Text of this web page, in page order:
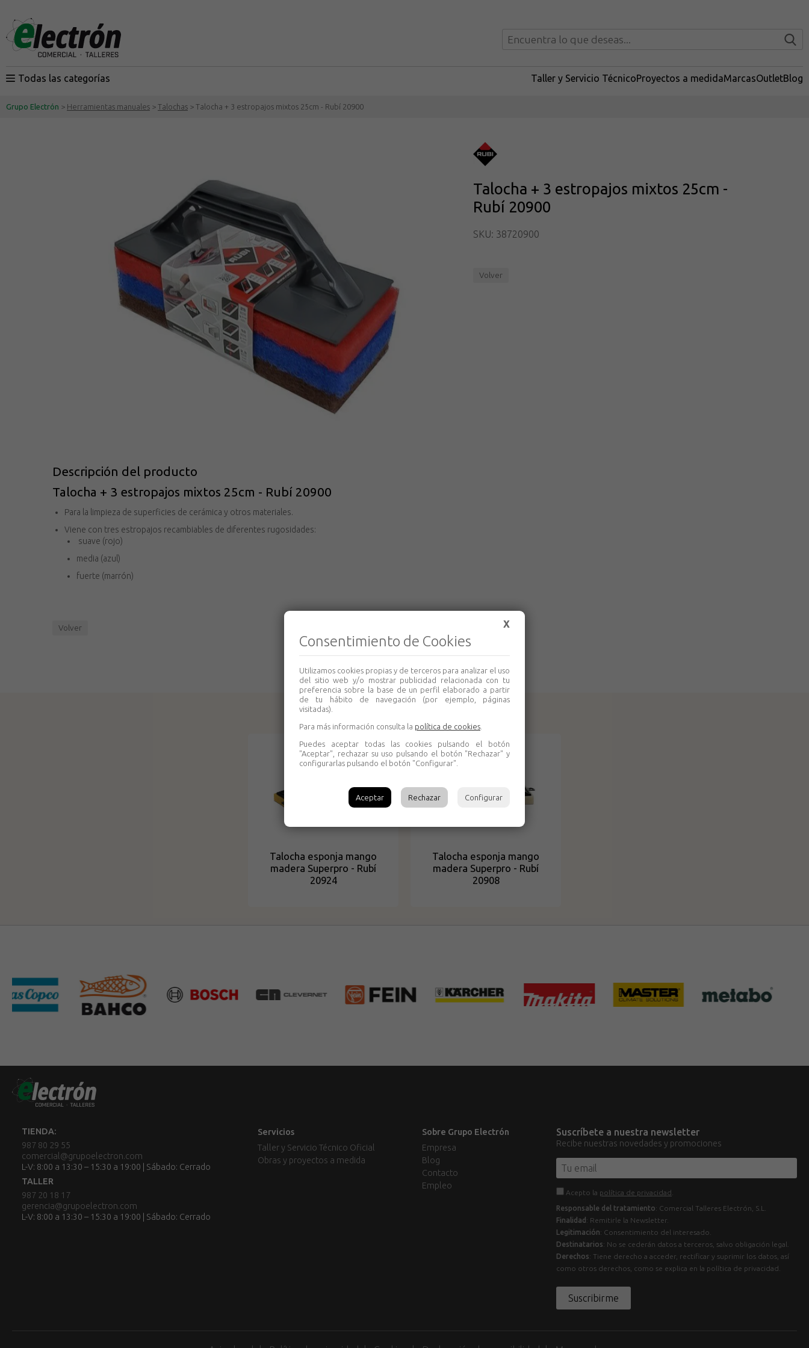
Todas las categorías Taller y Servicio TécnicoProyectos a medidaMarcasOutletBlog
Grupo Electrón > Herramientas manuales > Talochas > Talocha + 3 estropajos mixtos 25cm - Rubí 20900
Talocha + 3 estropajos mixtos 25cm -
Rubí 20900
SKU: 38720900
Volver
Descripción del producto
Talocha + 3 estropajos mixtos 25cm - Rubí 20900
Para la limpieza de superficies de cerámica y otros materiales.
Viene con tres estropajos recambiables de diferentes rugosidades:
suave (rojo)
media (azul)
fuerte (marrón)
Volver
Talocha esponja mango
madera Superpro - Rubí
20924
Talocha esponja mango
madera Superpro - Rubí
20908
TIENDA:
987 80 29 55
comercial@grupoelectron.com
L-V: 8:00 a 13:30 – 15:30 a 19:00 | Sábado: Cerrado
TALLER
987 20 18 17
gerencia@grupoelectron.com
L-V: 8:00 a 13:30 – 15:30 a 19:00 | Sábado: Cerrado
Servicios
Taller y Servicio Técnico Oficial
Obras y proyectos a medida
Sobre Grupo Electrón
Empresa
Blog
Contacto
Empleo
Suscríbete a nuestra newsletter
Recibe nuestras novedades y promociones
Acepto la política de privacidad
Responsable del tratamiento: Comercial Talleres Electrón, S.L.
Finalidad : Remitirle la Newsletter.
Legitimación: Consentimiento del interesado.
Destinatarios: No se cederán datos a terceros, salvo obligación legal.
Derechos: Tiene derecho a acceder, rectificar y suprimir los datos, así
como otros derechos, como se explica en la política de privacidad.
Suscribirme
X
Consentimiento de Cookies
Utilizamos cookies propias y de terceros para analizar el uso
del sitio web y/o mostrar publicidad relacionada con tu
preferencia sobre la base de un perfil elaborado a partir
de tu hábito de navegación (por ejemplo, páginas
visitadas).
Para más información consulta la política de cookies
Puedes aceptar todas las cookies pulsando el botón
"Aceptar", rechazar su uso pulsando el botón "Rechazar" y
configurarlas pulsando el botón "Configurar".
Aceptar Rechazar Configurar